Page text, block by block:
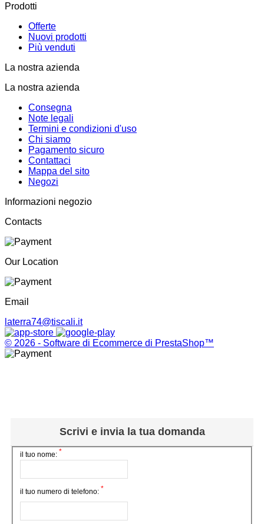
Prodotti
Offerte
Nuovi prodotti
Più venduti
La nostra azienda
La nostra azienda
Consegna
Note legali
Termini e condizioni d'uso
Chi siamo
Pagamento sicuro
Contattaci
Mappa del sito
Negozi
Informazioni negozio
Contacts
Our Location
Email
laterra74@tiscali.it
© 2026 - Software di Ecommerce di PrestaShop™
Scrivi e invia la tua domanda
il tuo nome: *
il tuo numero di telefono: *